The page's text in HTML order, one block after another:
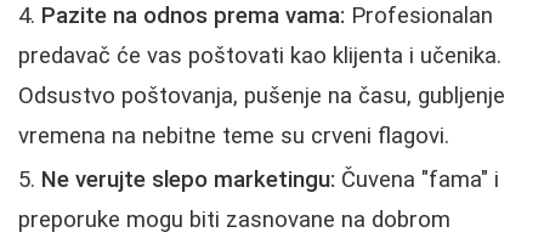
Pazite na odnos prema vama: Profesionalan
predavač će vas poštovati kao klijenta i učenika.
Odsustvo poštovanja, pušenje na času, gubljenje
vremena na nebitne teme su crveni flagovi.
Ne verujte slepo marketingu: Čuvena "fama" i
preporuke mogu biti zasnovane na dobrom